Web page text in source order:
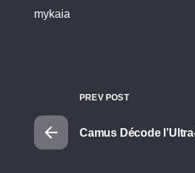
mykaia
PREV POST
Camus Décode